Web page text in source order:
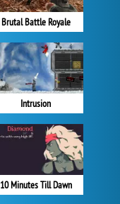
Brutal Battle Royale
Intrusion
10 Minutes Till Dawn